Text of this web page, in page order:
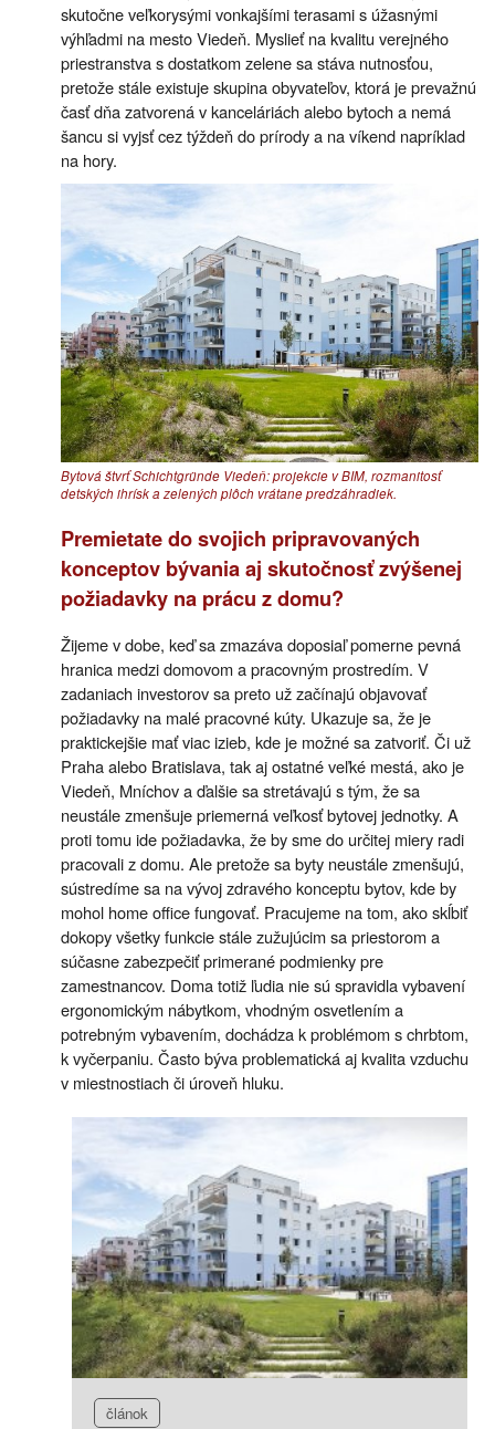
skutočne veľkorysými vonkajšími terasami s úžasnými
výhľadmi na mesto Viedeň. Myslieť na kvalitu verejného
priestranstva s dostatkom zelene sa stáva nutnosťou,
pretože stále existuje skupina obyvateľov, ktorá je prevažnú
časť dňa zatvorená v kanceláriách alebo bytoch a nemá
šancu si vyjsť cez týždeň do prírody a na víkend napríklad
na hory.
Bytová štvrť Schichtgründe Viedeň: projekcie v BIM, rozmanitosť
detských ihrísk a zelených plôch vrátane predzáhradiek.
Premietate do svojich pripravovaných
konceptov bývania aj skutočnosť zvýšenej
požiadavky na prácu z domu?
Žijeme v dobe, keď sa zmazáva doposiaľ pomerne pevná
hranica medzi domovom a pracovným prostredím. V
zadaniach investorov sa preto už začínajú objavovať
požiadavky na malé pracovné kúty. Ukazuje sa, že je
praktickejšie mať viac izieb, kde je možné sa zatvoriť. Či už
Praha alebo Bratislava, tak aj ostatné veľké mestá, ako je
Viedeň, Mníchov a ďalšie sa stretávajú s tým, že sa
neustále zmenšuje priemerná veľkosť bytovej jednotky. A
proti tomu ide požiadavka, že by sme do určitej miery radi
pracovali z domu. Ale pretože sa byty neustále zmenšujú,
sústredíme sa na vývoj zdravého konceptu bytov, kde by
mohol home office fungovať. Pracujeme na tom, ako skĺbiť
dokopy všetky funkcie stále zužujúcim sa priestorom a
súčasne zabezpečiť primerané podmienky pre
zamestnancov. Doma totiž ľudia nie sú spravidla vybavení
ergonomickým nábytkom, vhodným osvetlením a
potrebným vybavením, dochádza k problémom s chrbtom,
k vyčerpaniu. Často býva problematická aj kvalita vzduchu
v miestnostiach či úroveň hluku.
článok